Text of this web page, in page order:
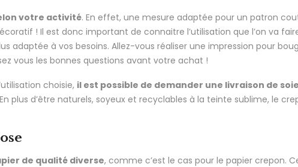
votre activité. En effet, une mesure adaptée pour un patron
! Il est donc important de connaitre l’utilisation que l’on va
adaptée à vos besoins. Allez-vous réaliser une impression pour
vous les bonnes questions avant votre achat !
choisie, il est possible de demander une livraison de
plus d’être naturels, soyeux et recyclables à la teinte sublime, le
de qualité diverse, comme c’est le cas pour le papier crepon.